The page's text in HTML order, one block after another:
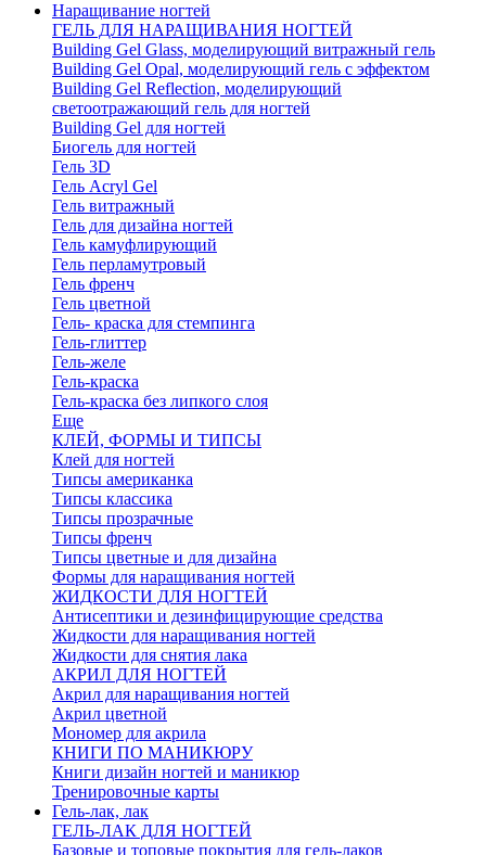
Наращивание ногтей
ГЕЛЬ ДЛЯ НАРАЩИВАНИЯ НОГТЕЙ
Building Gel Glass, моделирующий витражный гель
Building Gel Opal, моделирующий гель с эффектом
Building Gel Reflection, моделирующий
светоотражающий гель для ногтей
Building Gel для ногтей
Биогель для ногтей
Гель 3D
Гель Acryl Gel
Гель витражный
Гель для дизайна ногтей
Гель камуфлирующий
Гель перламутровый
Гель френч
Гель цветной
Гель- краска для стемпинга
Гель-глиттер
Гель-желе
Гель-краска
Гель-краска без липкого слоя
Еще
КЛЕЙ, ФОРМЫ И ТИПСЫ
Клей для ногтей
Типсы американка
Типсы классика
Типсы прозрачные
Типсы френч
Типсы цветные и для дизайна
Формы для наращивания ногтей
ЖИДКОСТИ ДЛЯ НОГТЕЙ
Антисептики и дезинфицирующие средства
Жидкости для наращивания ногтей
Жидкости для снятия лака
АКРИЛ ДЛЯ НОГТЕЙ
Акрил для наращивания ногтей
Акрил цветной
Мономер для акрила
КНИГИ ПО МАНИКЮРУ
Книги дизайн ногтей и маникюр
Тренировочные карты
Гель-лак, лак
ГЕЛЬ-ЛАК ДЛЯ НОГТЕЙ
Базовые и топовые покрытия для гель-лаков